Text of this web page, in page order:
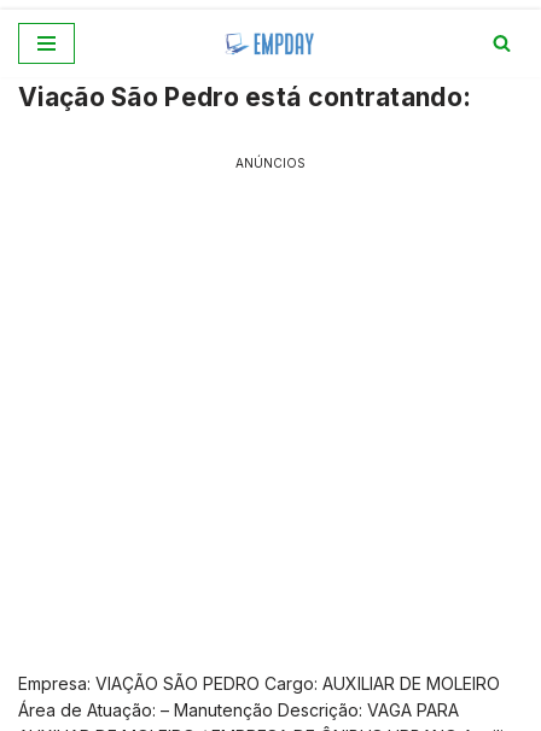
para
Viação São Pedro está contratando:
ANÚNCIOS
Empresa: VIAÇÃO SÃO PEDRO Cargo: AUXILIAR DE MOLEIRO
Área de Atuação: – Manutenção Descrição: VAGA PARA